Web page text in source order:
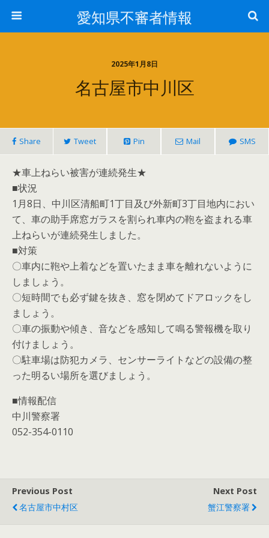
愛知県不審者情報
2025年1月8日
名古屋市中川区
Share Tweet Pin Mail SMS
★車上ねらい被害が連続発生★
■状況
1月8日、中川区清船町1丁目及び外新町3丁目地内におい
て、車の助手席窓ガラスを割られ車内の鞄を盗まれる車
上ねらいが連続発生しました。
■対策
〇車内に鞄や上着などを置いたまま車を離れないように
しましょう。
〇短時間でも必ず鍵を抜き、窓を閉めてドアロックをし
ましょう。
〇車の振動や傾き、音などを感知して鳴る警報機を取り
付けましょう。
〇駐車場は防犯カメラ、センサーライトなどの設備の整
った明るい場所を選びましょう。
■情報配信
中川警察署
052-354-0110
Previous Post
名古屋市中村区
Next Post
蟹江警察署